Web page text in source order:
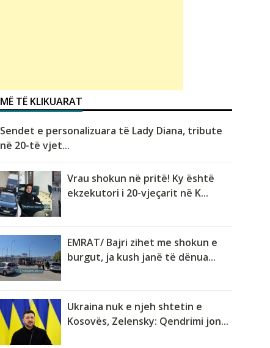
MË TË KLIKUARAT
Sendet e personalizuara të Lady Diana, tribute
në 20-të vjet...
Vrau shokun në pritë! Ky është
ekzekutori i 20-vjeçarit në K...
EMRAT/ Bajri zihet me shokun e
burgut, ja kush janë të dënua...
Ukraina nuk e njeh shtetin e
Kosovës, Zelensky: Qendrimi jon...